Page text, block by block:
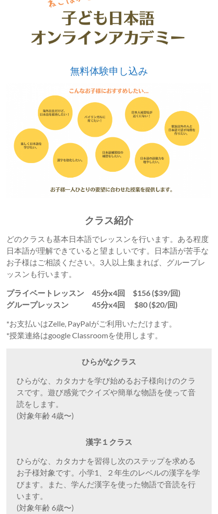
無料体験申し込み
クラス紹介
どのクラスも基本日本語でレッスンを行います。ある程度
日本語が理解できていると望ましいです。日本語が苦手な
お子様はご相談ください。3人以上集まれば、グループレ
ッスンも行います。
プライベートレッスン 45分x4回 $156 ($39/回)
グループレッスン
45分x4回 $80 ($20/回)
*お支払いはZelle, PayPalがご利用いただけます。
*授業連絡はgoogle Classroomを使用します。
ひらがなクラス
ひらがな、カタカナを学び始めるお子様向けのクラ
スです。遊び感覚でクイズや簡単な物語を使って音
読をします。
(対象年齢 4歳〜)
漢字１クラス
ひらがな、カタカナを習得し次のステップを求める
お子様対象です。小学1、２年生のレベルの漢字を学
びます。また、学んだ漢字を使った物語で音読を行
います。
(対象年齢 6歳〜)